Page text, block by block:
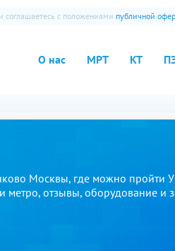
О нас МРТ КТ
соглашаетесь с положениями публичной
Москвы, где можно пройти
отзывы, оборудование и